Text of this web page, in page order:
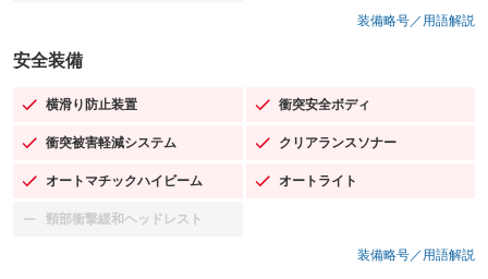
装備略号／用語解説
安全装備
横滑り防止装置
：装備あり 衝突安全ボディ
：装備あり
衝突被害軽減システム
：装備あり クリアランスソナー
：装備あり
オートマチックハイビーム
：装備あり オートライト
：装備あり
頸部衝撃緩和ヘッドレスト
：装備なし
装備略号／用語解説